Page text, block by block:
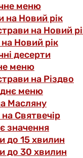
меню
на Новий рік
на Новий
Новий рік
десерти
меню
на Різдво
меню
Масляну
Святвечір
значення
до 15 хвилин
до 30 хвилин